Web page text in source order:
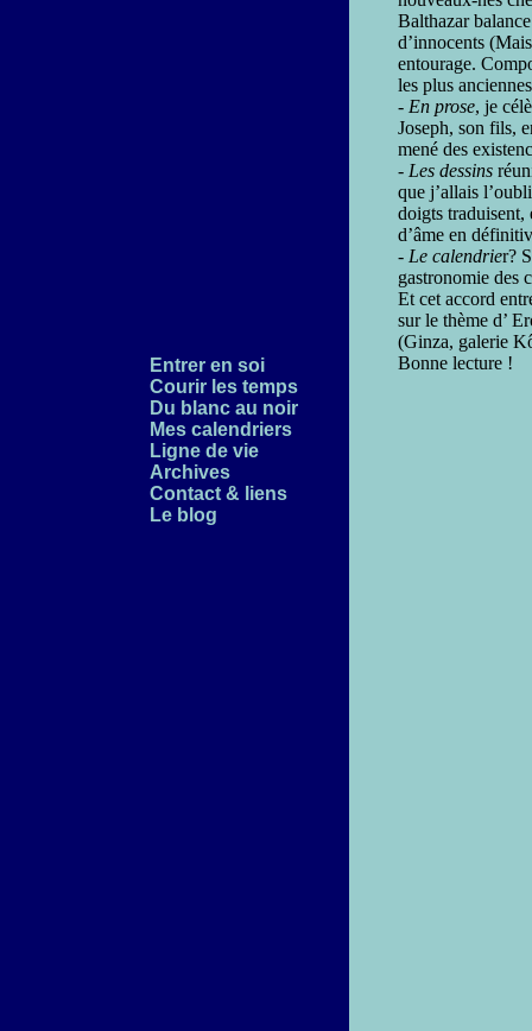
Balthazar
d’innocents
entourage.
les plus
- En prose, je
Joseph, son fils,
mené des
- Les dessins
que j’allais
doigts traduisent,
d’âme en
- Le calendrier?
gastronomie des
Et cet accord
sur le thème d’
(Ginza, galerie
Bonne lecture !
Entrer en soi
Courir les temps
Du blanc au noir
Mes calendriers
Ligne de vie
Archives
Contact & liens
Le blog